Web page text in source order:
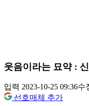
웃음이라는 묘약 :
입력 2023-10-25 09:36수
선호매체 추가